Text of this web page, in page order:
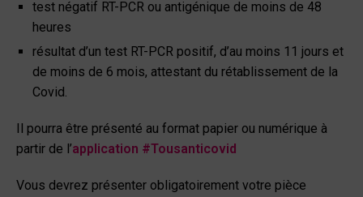
test négatif RT-PCR ou antigénique de moins de 48
heures
résultat d’un test RT-PCR positif, d’au moins 11 jours et
de moins de 6 mois, attestant du rétablissement de la
Covid.
Il pourra être présenté au format papier ou numérique à
partir de l’application #Tousanticovid
Vous devrez présenter obligatoirement votre pièce